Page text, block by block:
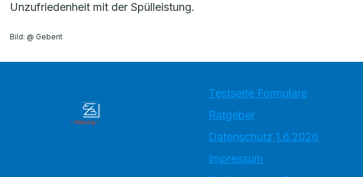
Unzufriedenheit mit der Spülleistung.
Bild: @ Geberit
Testseite Formulare
Ratgeber
Datenschutz 1.6.2026
Impressum